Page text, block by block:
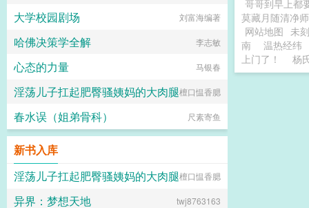
哥哥到早上都
莫藏月随清净
网站地图 未
南
温热经纬
上门了！
杨
大学校园剧场 刘富海编著
哈佛决策学全解 李志敏
心态的力量 马银春
淫荡儿子扛起肥臀骚姨妈的大肉腿檀口愠香腮
春水误（姐弟骨科） 尺素寄鱼
新书入库
淫荡儿子扛起肥臀骚姨妈的大肉腿檀口愠香腮
异界：梦想天地 twj8763163